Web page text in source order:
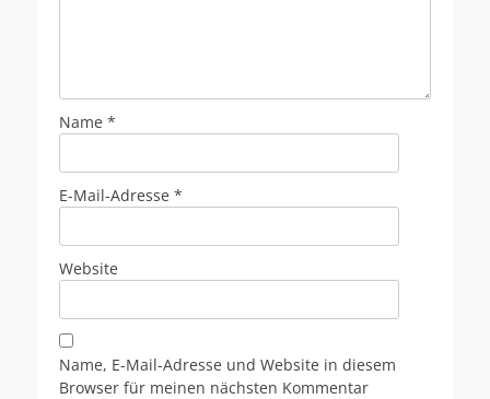
Name *
E-Mail-Adresse *
Website
Name, E-Mail-Adresse und Website in diesem
Browser für meinen nächsten Kommentar